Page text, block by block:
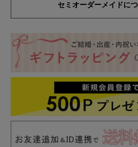
セミオーダーメイドに